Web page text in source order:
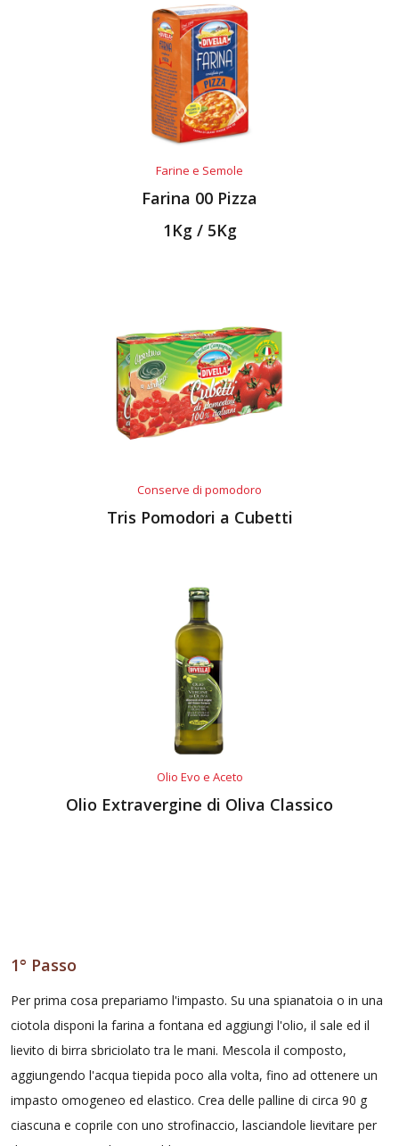
Farine e Semole
Farina 00 Pizza
1Kg / 5Kg
Conserve di pomodoro
Tris Pomodori a Cubetti
Olio Evo e Aceto
Olio Extravergine di Oliva Classico
1° Passo
Per prima cosa prepariamo l'impasto. Su una spianatoia o in una
ciotola disponi la farina a fontana ed aggiungi l'olio, il sale ed il
lievito di birra sbriciolato tra le mani. Mescola il composto,
aggiungendo l'acqua tiepida poco alla volta, fino ad ottenere un
impasto omogeneo ed elastico. Crea delle palline di circa 90 g
ciascuna e coprile con uno strofinaccio, lasciandole lievitare per